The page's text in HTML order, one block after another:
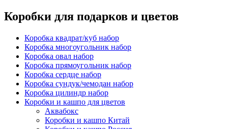
Коробки для подарков и цветов
Коробка квадрат/куб набор
Коробка многоугольник набор
Коробка овал набор
Коробка прямоугольник набор
Коробка сердце набор
Коробка сундук/чемодан набор
Коробка цилиндр набор
Коробки и кашпо для цветов
Аквабокс
Коробки и кашпо Китай